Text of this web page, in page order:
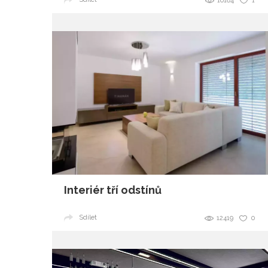
Interiér tří odstínů
0
12419
Sdílet